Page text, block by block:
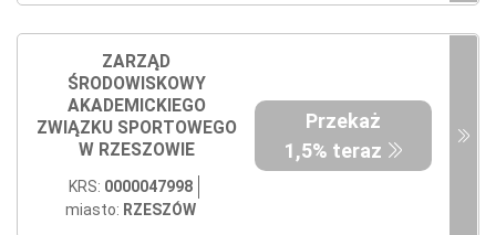
ZARZĄD
ŚRODOWISKOWY
AKADEMICKIEGO
ZWIĄZKU SPORTOWEGO
W RZESZOWIE
KRS: 0000047998
miasto: RZESZÓW
Przekaż
1,5% teraz